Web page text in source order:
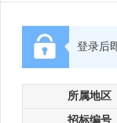
登录后
所属地区
招标编号